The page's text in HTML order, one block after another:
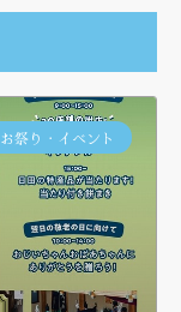
お祭り・イベント